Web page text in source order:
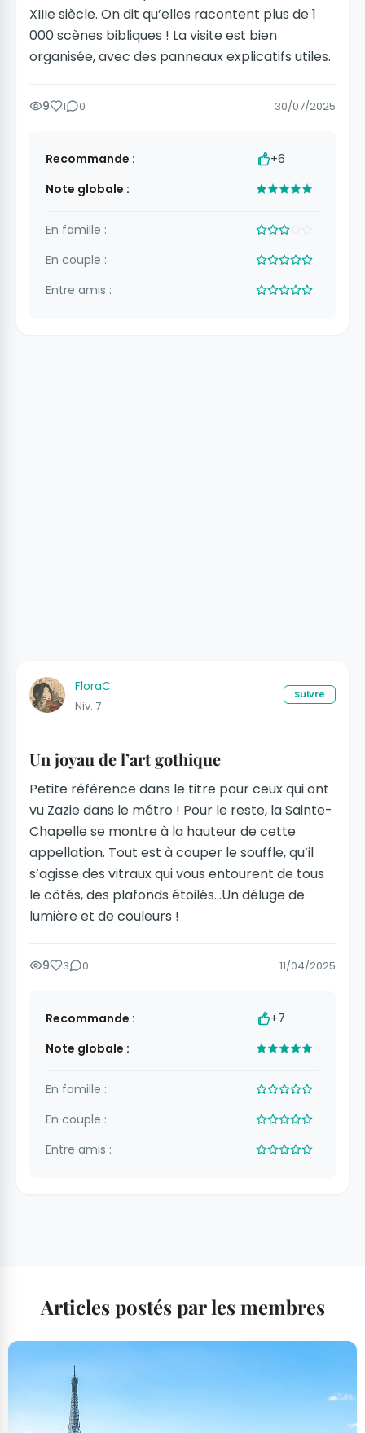
XIIIe siècle. On dit qu’elles racontent plus de 1
000 scènes bibliques ! La visite est bien
organisée, avec des panneaux explicatifs utiles.
9 1 0 30/07/2025
Recommande :
+6
Note globale :
En famille :
En couple :
Entre amis :
FloraC
Niv. 7
Suivre
Un joyau de l’art gothique
Petite référence dans le titre pour ceux qui ont
vu Zazie dans le métro ! Pour le reste, la Sainte-
Chapelle se montre à la hauteur de cette
appellation. Tout est à couper le souffle, qu’il
s’agisse des vitraux qui vous entourent de tous
le côtés, des plafonds étoilés…Un déluge de
lumière et de couleurs !
9 3 0 11/04/2025
Recommande :
+7
Note globale :
En famille :
En couple :
Entre amis :
Articles postés par les membres